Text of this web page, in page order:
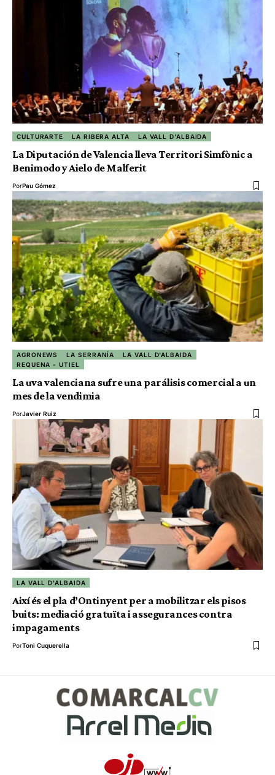
CULTURARTE LA RIBERA ALTA LA VALL D'ALBAIDA
La Diputación de Valencia lleva Territori Simfònic a
Benimodo y Aielo de Malferit
PorPau Gómez
AGRONEWS LA SERRANÍA
LA VALL D'ALBAIDA
REQUENA - UTIEL
La uva valenciana sufre una parálisis comercial a un
mes de la vendimia
PorJavier Ruiz
LA VALL D'ALBAIDA
Així és el pla d’Ontinyent per a mobilitzar els pisos
buits: mediació gratuïta i assegurances contra
impagaments
PorToni Cuquerella